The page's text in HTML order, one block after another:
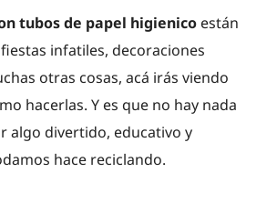
tubos de papel higienico están
infatiles, decoraciones
otras cosas, acá irás viendo
hacerlas. Y es que no hay nada
algo divertido, educativo y
hace reciclando.